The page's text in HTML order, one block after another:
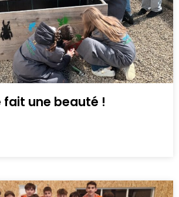
fait une beauté !